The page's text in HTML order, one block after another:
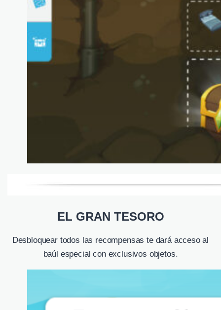
EL GRAN TESORO
Desbloquear todos las recompensas te dará acceso al
baúl especial con exclusivos objetos.